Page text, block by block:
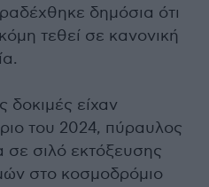
δημόσια ότι
τεθεί σε κανονική
είχαν
του 2024, πύραυλος
σιλό εκτόξευσης
στο κοσμοδρόμιο